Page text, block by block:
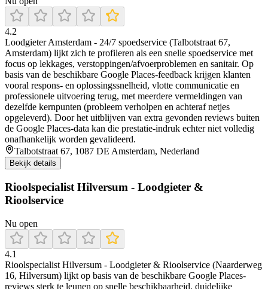
4.2
Loodgieter Amsterdam - 24/7 spoedservice (Talbotstraat 67,
Amsterdam) lijkt zich te profileren als een snelle spoedservice met
focus op lekkages, verstoppingen/afvoerproblemen en sanitair. Op
basis van de beschikbare Google Places-feedback krijgen klanten
vooral respons- en oplossingssnelheid, vlotte communicatie en
professionele uitvoering terug, met meerdere vermeldingen van
dezelfde kernpunten (probleem verholpen en achteraf netjes
opgeleverd). Door het uitblijven van extra gevonden reviews buiten
de Google Places-data kan die prestatie-indruk echter niet volledig
onafhankelijk worden gevalideerd.
Talbotstraat 67, 1087 DE Amsterdam, Nederland
Bekijk details
Rioolspecialist Hilversum - Loodgieter &
Rioolservice
Nu open
4.1
Rioolspecialist Hilversum - Loodgieter & Rioolservice (Naarderweg
16, Hilversum) lijkt op basis van de beschikbare Google Places-
reviews sterk te leunen op snelle beschikbaarheid, duidelijke